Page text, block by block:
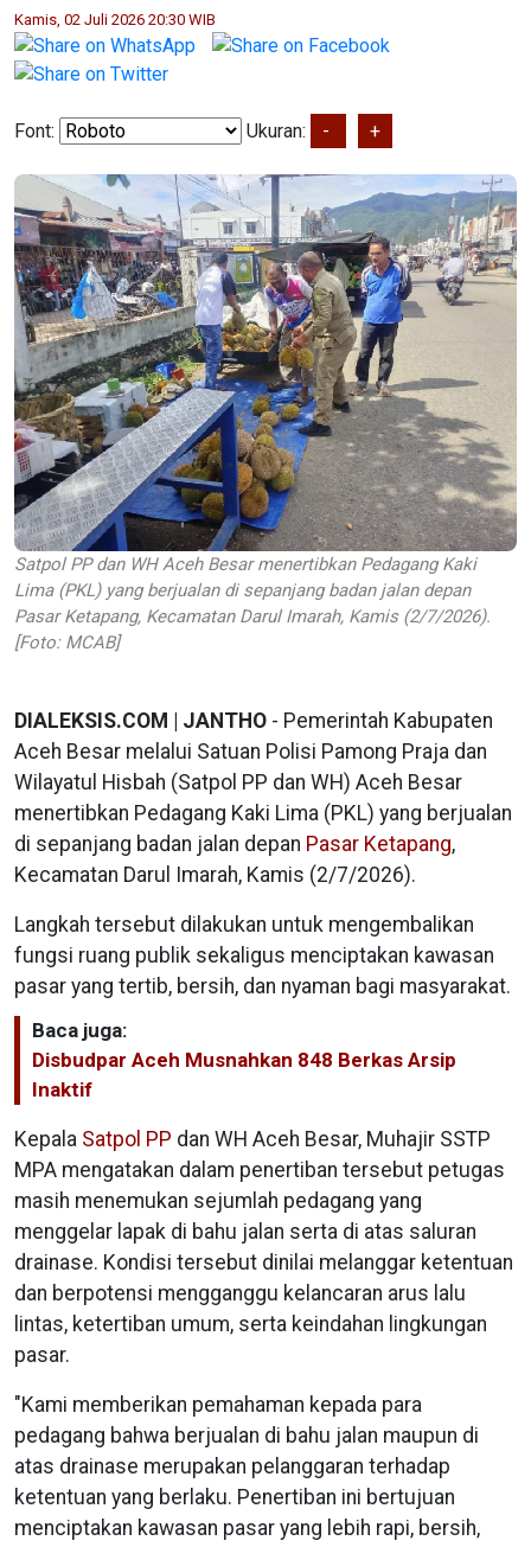
Kamis, 02 Juli 2026 20:30 WIB
Font: Ukuran: - +
Satpol PP dan WH Aceh Besar menertibkan Pedagang Kaki
Lima (PKL) yang berjualan di sepanjang badan jalan depan
Pasar Ketapang, Kecamatan Darul Imarah, Kamis (2/7/2026).
[Foto: MCAB]
DIALEKSIS.COM | JANTHO - Pemerintah Kabupaten
Aceh Besar melalui Satuan Polisi Pamong Praja dan
Wilayatul Hisbah (Satpol PP dan WH) Aceh Besar
menertibkan Pedagang Kaki Lima (PKL) yang berjualan
di sepanjang badan jalan depan Pasar Ketapang,
Kecamatan Darul Imarah, Kamis (2/7/2026).
Langkah tersebut dilakukan untuk mengembalikan
fungsi ruang publik sekaligus menciptakan kawasan
pasar yang tertib, bersih, dan nyaman bagi masyarakat.
Baca juga:
Disbudpar Aceh Musnahkan 848 Berkas Arsip
Inaktif
Kepala Satpol PP dan WH Aceh Besar, Muhajir SSTP
MPA mengatakan dalam penertiban tersebut petugas
masih menemukan sejumlah pedagang yang
menggelar lapak di bahu jalan serta di atas saluran
drainase. Kondisi tersebut dinilai melanggar ketentuan
dan berpotensi mengganggu kelancaran arus lalu
lintas, ketertiban umum, serta keindahan lingkungan
pasar.
"Kami memberikan pemahaman kepada para
pedagang bahwa berjualan di bahu jalan maupun di
atas drainase merupakan pelanggaran terhadap
ketentuan yang berlaku. Penertiban ini bertujuan
menciptakan kawasan pasar yang lebih rapi, bersih,